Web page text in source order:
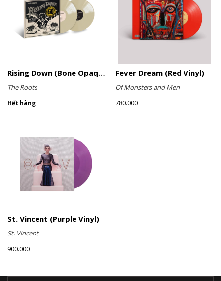
Rising Down (Bone Opaque Vinyl)
The Roots
Hết hàng
Fever Dream (Red Vinyl)
Of Monsters and Men
780.000
St. Vincent (Purple Vinyl)
St. Vincent
900.000